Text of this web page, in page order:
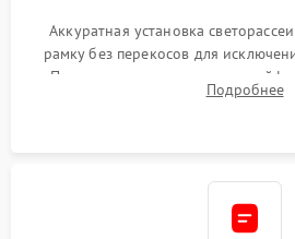
Аккуратная установка
рамку без перекосов для
Подключение внутренних
Сброс настроек и обновление
Подробнее